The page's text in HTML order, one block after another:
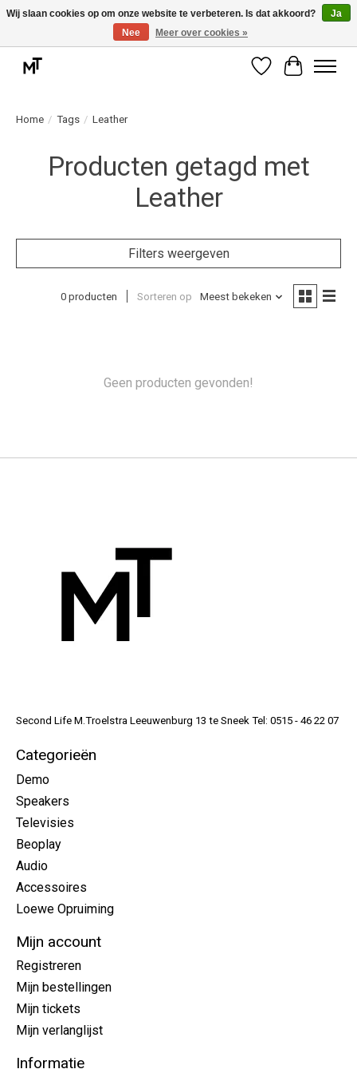
Deskundige installatie of montage nodig? Vraag ons naar de mogelijkheden.
Verlanglijst
Home / Tags / Leather
Producten getagd met
Leather
Filters weergeven
0 producten Sorteren op Meest bekeken
Geen producten gevonden!
Second Life M.Troelstra Leeuwenburg 13 te Sneek Tel: 0515 - 46 22 07
Categorieën
Demo
Speakers
Televisies
Beoplay
Audio
Accessoires
Loewe Opruiming
Mijn account
Registreren
Mijn bestellingen
Mijn tickets
Mijn verlanglijst
Informatie
Wij slaan cookies op om onze website te verbeteren. Is dat akkoord?
Ja
Nee
Meer over cookies »